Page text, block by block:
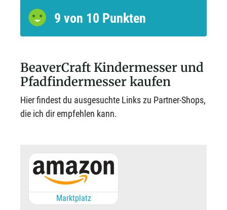
9 von 10 Punkten
BeaverCraft Kindermesser und
Pfadfindermesser kaufen
Hier findest du ausgesuchte Links zu Partner-Shops,
die ich dir empfehlen kann.
Marktplatz